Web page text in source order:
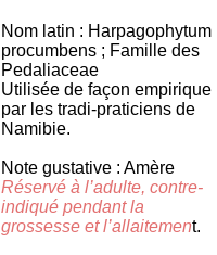
Nom latin : Harpagophytum
procumbens ; Famille des
Pedaliaceae
Utilisée de façon empirique
par les tradi-praticiens de
Namibie.
Note gustative : Amère
Réservé à l’adulte, contre-
indiqué pendant la
grossesse et l’allaitement.